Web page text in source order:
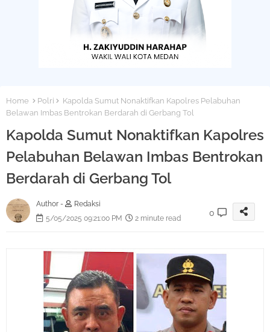
Home Polri
Kapolda Sumut Nonaktifkan Kapolres Pelabuhan
Belawan Imbas Bentrokan Berdarah di Gerbang Tol
Kapolda Sumut Nonaktifkan Kapolres
Pelabuhan Belawan Imbas Bentrokan
Berdarah di Gerbang Tol
Author -
Redaksi
5/05/2025 09:21:00 PM
2 minute read
0